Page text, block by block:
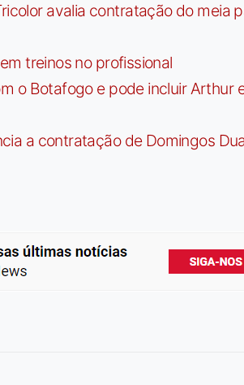
avalia contratação do meia
treinos no profissional
o Botafogo e pode incluir Arthur
a contratação de Domingos